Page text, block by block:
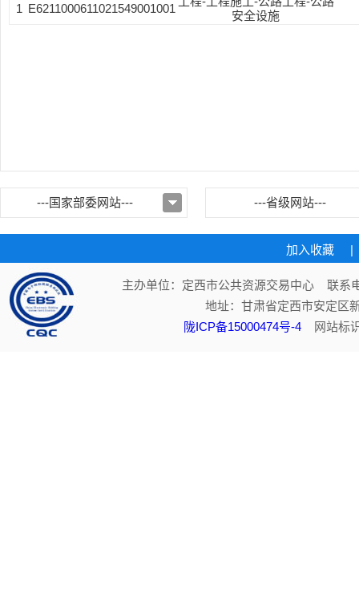
1 E6211000611021549001001
安全设施
---国家部委网站--- ---省级网站---
加入收藏 |
主办单位：定西市公共资源交易中心 联系
地址：甘肃省定西市安定
陇ICP备15000474号-4 网站标